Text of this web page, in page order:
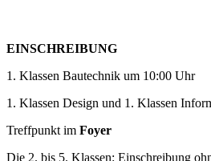
EINSCHREIBUNG
1. Klassen Bautechnik um 10:00 Uhr
1. Klassen Design und 1. Klassen
Treffpunkt im Foyer
Die 2. bis 5. Klassen: Einschreibung